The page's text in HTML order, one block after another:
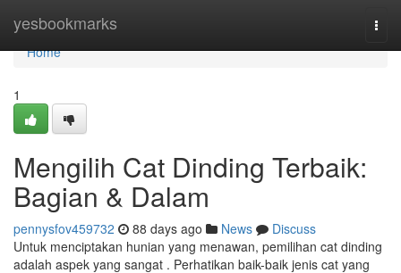
yesbookmarks
Home
Home
1
Mengilih Cat Dinding Terbaik:
Bagian & Dalam
pennysfov459732 88 days ago News
Discuss
Untuk menciptakan hunian yang menawan, pemilihan cat dinding
adalah aspek yang sangat . Perhatikan baik-baik jenis cat yang